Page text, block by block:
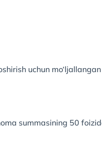
uchun
summasining 50